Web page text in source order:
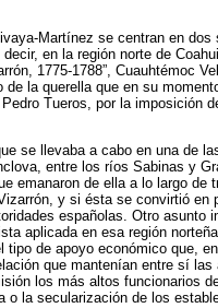
Martínez se centran en dos
en la región norte de
1775-1788”, Cuauhtémoc
la querella que en su
Tueros, por la imposición
se llevaba a cabo en una de
entre los ríos Sabinas y
emanaron de ella a lo largo de
y si ésta se convirtió en
españolas. Otro asunto
aplicada en esa región
de apoyo económico que,
que mantenían entre sí las
los más altos funcionarios
o la secularización de los